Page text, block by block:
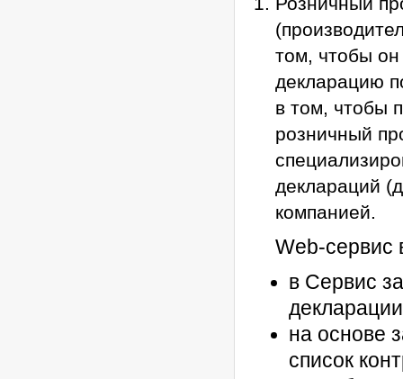
том, чтобы
декларацию
в том, чтобы
розничный
деклараций
компанией.
Web-сервис
в Сервис
на основе
список